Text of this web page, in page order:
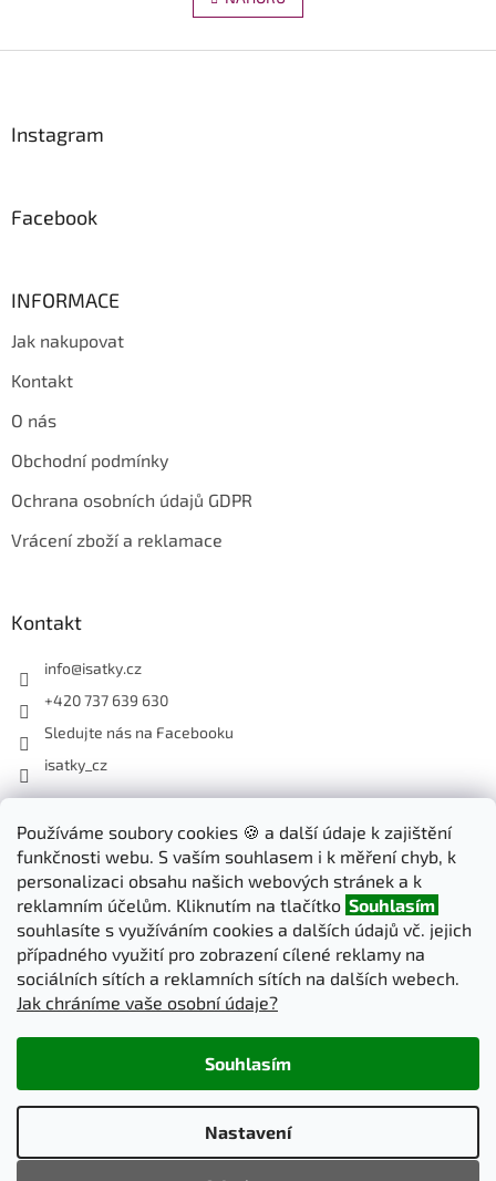
Používáme soubory cookies 🍪 a další údaje k zajištění
funkčnosti webu. S vaším souhlasem i k měření chyb, k
personalizaci obsahu našich webových stránek a k
reklamním účelům. Kliknutím na tlačítko Souhlasím
souhlasíte s využíváním cookies a dalších údajů vč. jejich
případného využití pro zobrazení cílené reklamy na
sociálních sítích a reklamních sítích na dalších webech.
Jak chráníme vaše osobní údaje?
Nastavení
Souhlasím
á
k
v
Instagram
Facebook
INFORMACE
Jak nakupovat
Kontakt
O nás
Obchodní podmínky
Ochrana osobních údajů GDPR
Vrácení zboží a reklamace
Kontakt
info@isatky.cz
+420 737 639 630
Sledujte nás na Facebooku
isatky_cz
Odebírat newsletter
Vložte svůj e-mail a my vám budeme zasílat informace o nových
produktech na našem e-shopu.
E-mail
PŘIHLÁSIT SE